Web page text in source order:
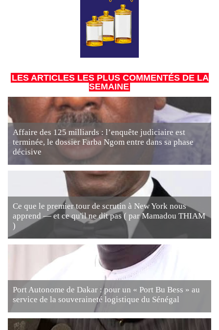
LES ARTICLES LES PLUS COMMENTÉS DE LA
SEMAINE
Affaire des 125 milliards : l’enquête judiciaire est
terminée, le dossier Farba Ngom entre dans sa phase
décisive
Ce que le premier tour de scrutin à New York nous
apprend — et ce qu'il ne dit pas ( par Mamadou THIAM
)
Port Autonome de Dakar : pour un « Port Bu Bess » au
service de la souveraineté logistique du Sénégal